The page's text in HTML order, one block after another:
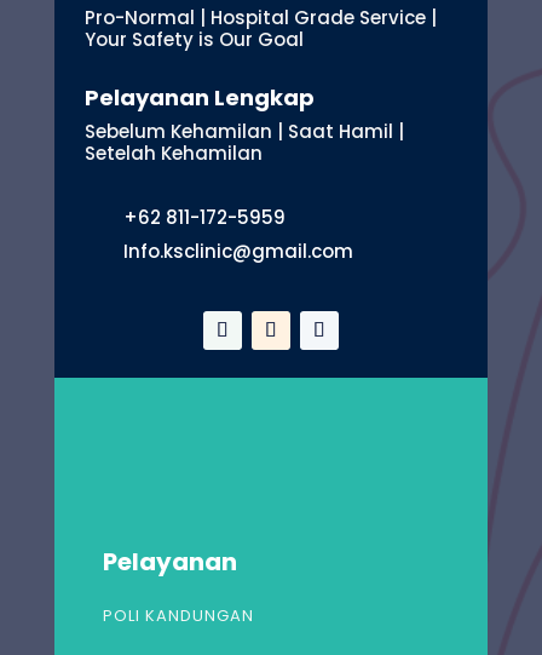
Pro-Normal | Hospital Grade Service |
Your Safety is Our Goal
Pelayanan Lengkap
Sebelum Kehamilan | Saat Hamil |
Setelah Kehamilan
+62 811-172-5959
Info.ksclinic@gmail.com
Pelayanan
POLI KANDUNGAN